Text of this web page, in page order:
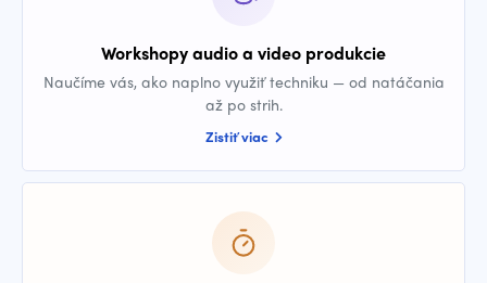
Workshopy audio a video produkcie
Naučíme vás, ako naplno využiť techniku — od natáčania
až po strih.
Zistiť viac